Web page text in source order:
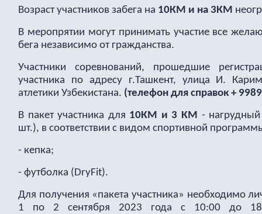
Возраст участников забега на 10КМ и на 3КМ
В меропрятии могут принимать участие все
бега независимо от гражданства.
Участники соревнований, прошедшие
участника по адресу г.Ташкент, улица И.
атлетики Узбекистана. (телефон для справок +
В пакет участника для 10КМ и 3 КМ -
шт.), в соответствии с видом спортивной
- кепка;
- футболка (DryFit).
Для получения «пакета участника» необходимо
1 по 2 сентября 2023 года с 10:00 до